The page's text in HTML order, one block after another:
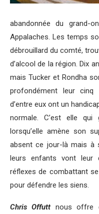
abandonnée du grand-
Appalaches. Les temps
débrouillard du comté,
d’alcool de la région. Dix
mais Tucker et Rondha
profondément leur cinq
d’entre eux ont un
normale. C’est elle qui
lorsqu’elle amène son
absent ce jour-là mais à
leurs enfants vont leur
réflexes de combattant
pour défendre les siens.
Chris Offutt nous offre